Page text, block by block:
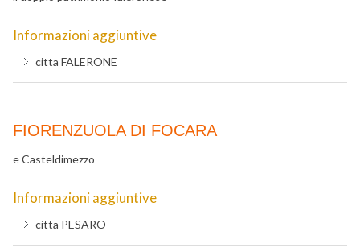
Informazioni aggiuntive
citta FALERONE
FIORENZUOLA DI FOCARA
e Casteldimezzo
Informazioni aggiuntive
citta PESARO